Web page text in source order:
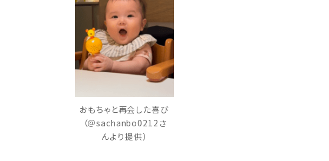
おもちゃと再会した喜び
（＠sachanbo0212さ
んより提供）